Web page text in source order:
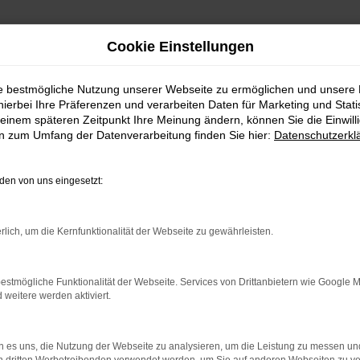
günstig kaufen
VW in Stuttgart
VW Neuwagen. Die Vorteile liegen auf der Hand: sowohl
Die neuen Modelle von VW lassen in puncto
durch unser kompetentes Fachpersonal. Unser
unsere besonderen VW Finanzierungsangebote für
Network Error
Cookie Einstellungen
bestmögliche Nutzung unserer Webseite zu ermöglichen und unsere
Ihre Präferenzen und verarbeiten Daten für Marketing und
späteren Zeitpunkt Ihre Meinung ändern, können Sie die
zum Umfang der Datenverarbeitung finden Sie hier:
von uns eingesetzt:
um die Kernfunktionalität der Webseite zu gewährleisten.
Funktionalität der Webseite. Services von Drittanbietern wie Google
weitere werden aktiviert.
es uns, die Nutzung der Webseite zu analysieren, um die Leistung zu messen